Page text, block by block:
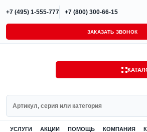
+7 (495) 1-555-777 +7 (800) 300-66-15
ЗАКАЗАТЬ ЗВОНОК
УСЛУГИ АКЦИИ ПОМОЩЬ КОМПАНИЯ